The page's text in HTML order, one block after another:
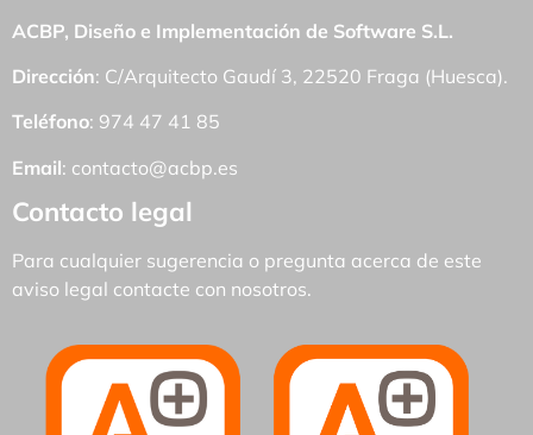
ACBP, Diseño e Implementación de Software S.L.
Dirección: C/Arquitecto Gaudí 3, 22520 Fraga (Huesca).
Teléfono: 974 47 41 85
Email: contacto@acbp.es
Contacto legal
Para cualquier sugerencia o pregunta acerca de este
aviso legal contacte con nosotros.